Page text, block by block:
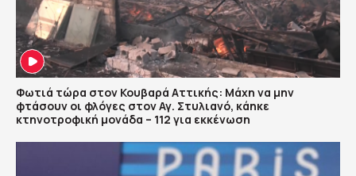
Φωτιά τώρα στον Κουβαρά Αττικής: Μάχη να μην
φτάσουν οι φλόγες στον Αγ. Στυλιανό, κάηκε
κτηνοτροφική μονάδα – 112 για εκκένωση